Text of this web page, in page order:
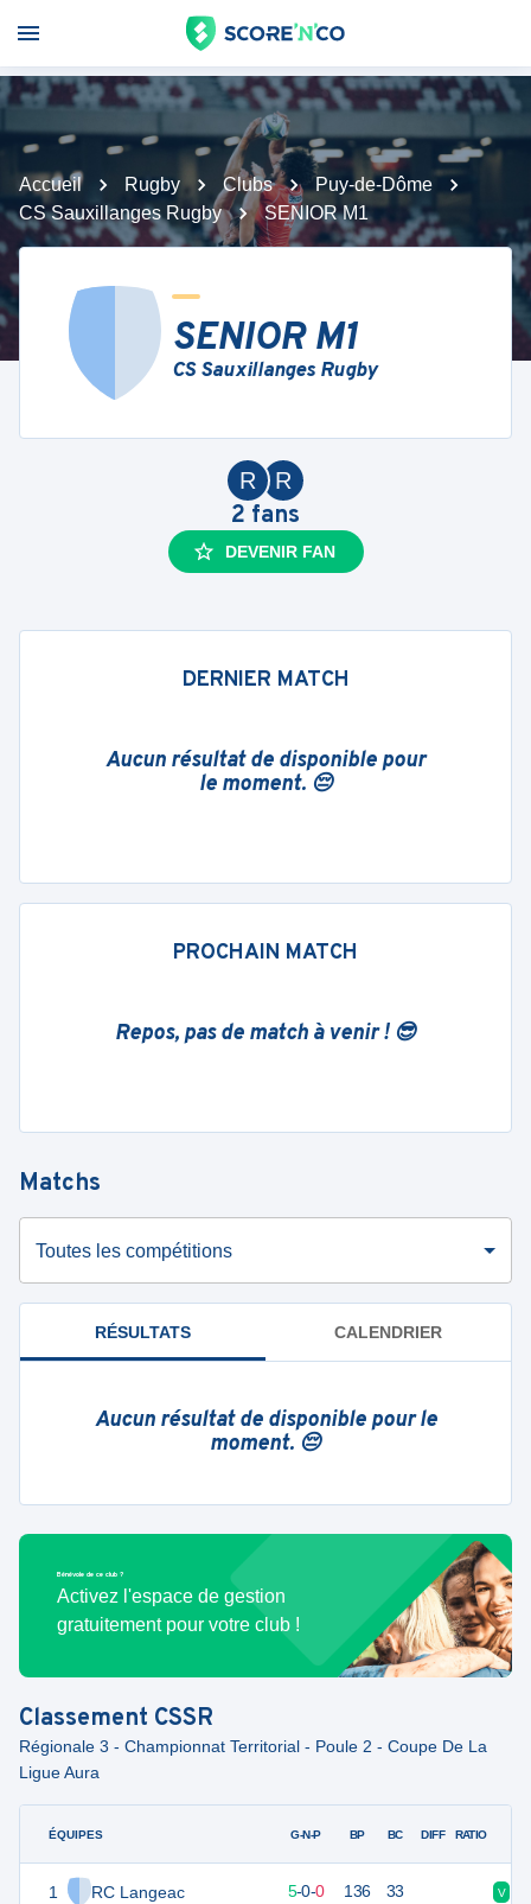
Accueil Rugby Clubs
Puy-de-Dôme
CS Sauxillanges Rugby
SENIOR M1
SENIOR M1
CS Sauxillanges Rugby
R
R
2 fans
DEVENIR FAN
DERNIER MATCH
Aucun résultat de disponible pour
le moment. 😔
PROCHAIN MATCH
Repos, pas de match à venir ! 😎
Matchs
Toutes les compétitions
RÉSULTATS CALENDRIER
Aucun résultat de disponible pour le
moment. 😔
Bénévole de ce club ?
Activez l'espace de gestion
gratuitement pour votre club !
Classement CSSR
Régionale 3 - Championnat Territorial - Poule 2 - Coupe De La
Ligue Aura
ÉQUIPES
1 RC Langeac
G-N-P BP BC DIFF RATIO
5-0-0 136 33 V